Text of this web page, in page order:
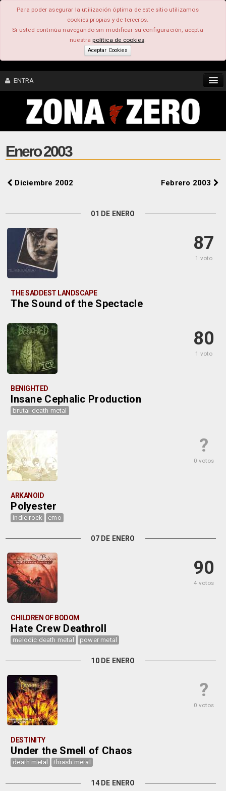
Para poder asegurar la utilización óptima de este sitio utilizamos
cookies propias y de terceros.
Si usted continúa navegando sin modificar su configuración, acepta
nuestrapolítica de cookies.
Aceptar Cookies
ENTRA
CONTENIDO
COMUNIDAD
FOROS
Enero 2003
Diciembre 2002 Febrero 2003
01 DE ENERO
87
1 voto
THE SADDEST LANDSCAPE
The Sound of the Spectacle
80
1 voto
BENIGHTED
Insane Cephalic Production
brutal death metal
?
0 votos
ARKANOID
Polyester
indie rock emo
07 DE ENERO
90
4 votos
CHILDREN OF BODOM
Hate Crew Deathroll
melodic death metal power metal
10 DE ENERO
?
0 votos
DESTINITY
Under the Smell of Chaos
death metal thrash metal
14 DE ENERO